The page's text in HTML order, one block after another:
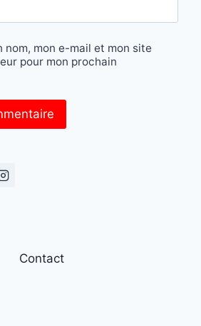
nom, mon e-mail et mon site
pour mon prochain
Contact